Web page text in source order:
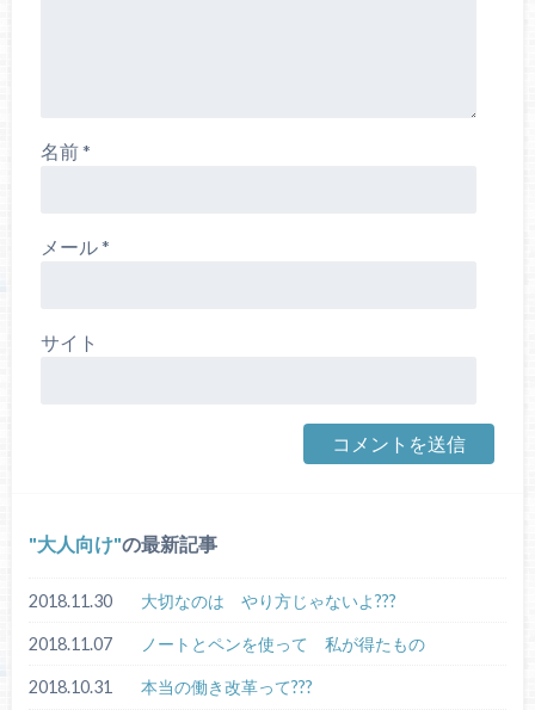
名前*
メール*
サイト
大人向け の最新記事
2018.11.30 大切なのは やり方じゃないよ???
2018.11.07 ノートとペンを使って 私が得たもの
2018.10.31 本当の働き改革って???